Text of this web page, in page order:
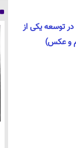
توسعه یکی از
و عکس)